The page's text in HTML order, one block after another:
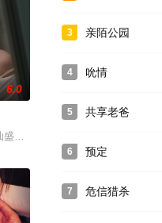
的那个地方，非常惊讶。
...责的美姬向英镇提出了分手，
6.0
介绍，虽然是6个月实习生活，
3 亲陌公园
4 吮情
5 共享老爸
6 预定
7 危信猎杀